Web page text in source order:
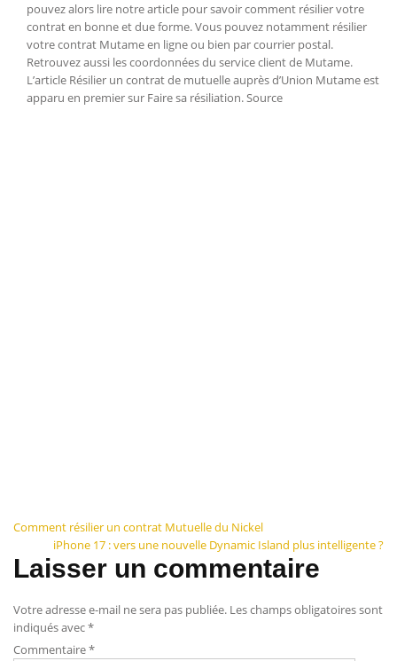
pouvez alors lire notre article pour savoir comment résilier votre
contrat en bonne et due forme. Vous pouvez notamment résilier
votre contrat Mutame en ligne ou bien par courrier postal.
Retrouvez aussi les coordonnées du service client de Mutame.
L’article Résilier un contrat de mutuelle auprès d’Union Mutame est
apparu en premier sur Faire sa résiliation. Source
Navigation
de
Comment résilier un contrat Mutuelle du Nickel
iPhone 17 : vers une nouvelle Dynamic Island plus intelligente ?
Laisser un commentaire
Votre adresse e-mail ne sera pas publiée. Les champs obligatoires sont
indiqués avec*
Commentaire*